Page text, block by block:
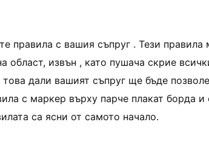
правила с вашия съпруг . Тези
област, извън , като пушача скрие
това дали вашият съпруг ще бъде
с маркер върху парче плакат борда
са ясни от самото начало.